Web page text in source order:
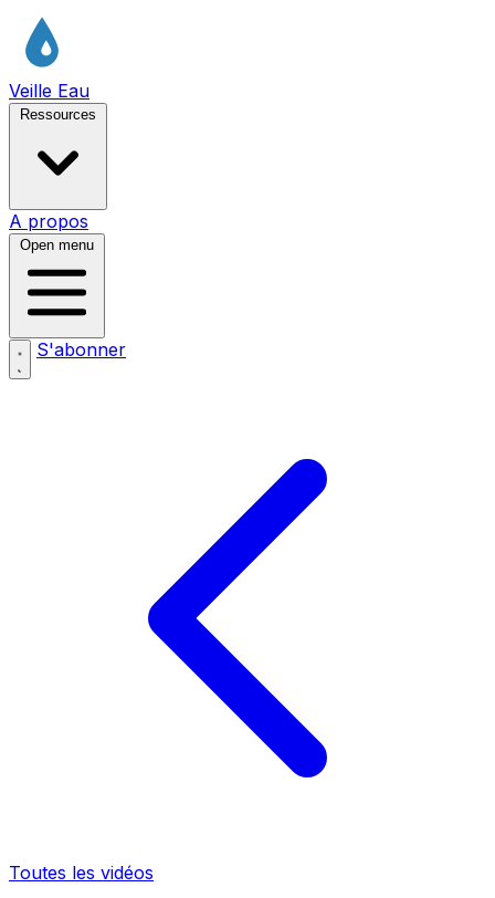
Veille Eau
Ressources
A propos
Open menu
S'abonner
Toutes les vidéos